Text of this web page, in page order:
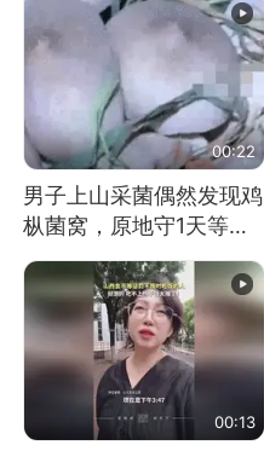
00:22
男子上山采菌偶然发现鸡
枞菌窝，原地守1天等它
长大：挖了140多朵
00:13